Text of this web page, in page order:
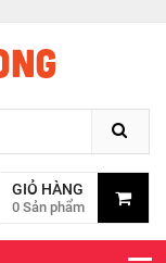
GIỎ HÀNG
0 Sản phẩm